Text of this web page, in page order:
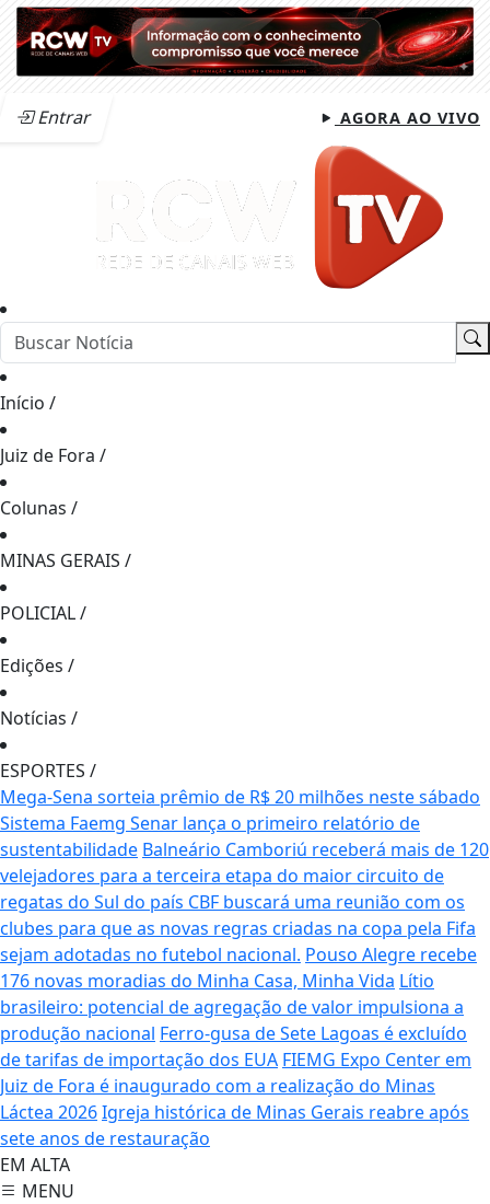
Entrar AGORA AO VIVO
Início /
Juiz de Fora /
Colunas /
MINAS GERAIS /
POLICIAL/
Edições /
Notícias /
ESPORTES /
Mega-Sena sorteia prêmio de R$ 20 milhões neste sábado
Sistema Faemg Senar lança o primeiro relatório de
sustentabilidade Balneário Camboriú receberá mais de 120
velejadores para a terceira etapa do maior circuito de
regatas do Sul do país CBF buscará uma reunião com os
clubes para que as novas regras criadas na copa pela Fifa
sejam adotadas no futebol nacional. Pouso Alegre recebe
176 novas moradias do Minha Casa, Minha Vida Lítio
brasileiro: potencial de agregação de valor impulsiona a
produção nacional Ferro-gusa de Sete Lagoas é excluído
de tarifas de importação dos EUA FIEMG Expo Center em
Juiz de Fora é inaugurado com a realização do Minas
Láctea 2026Igreja histórica de Minas Gerais reabre após
sete anos de restauração
EM ALTA
MENU